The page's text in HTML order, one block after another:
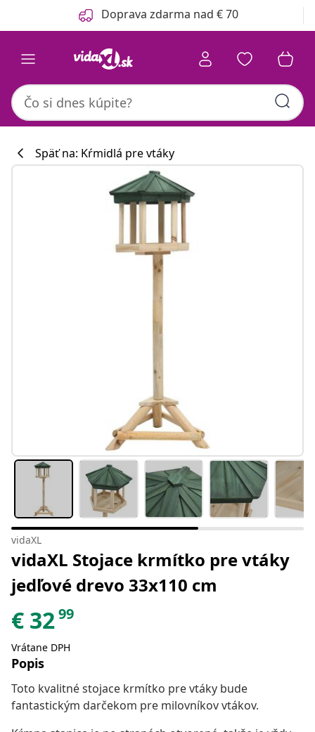
Predchádzajúce Doprava zdarma nad € 70
Späť na: Kŕmidlá pre vtáky
vidaXL
vidaXL Stojace krmítko pre vtáky
jedľové drevo 33x110 cm
€ 3299
Vrátane DPH
Popis
Toto kvalitné stojace krmítko pre vtáky bude
fantastickým darčekom pre milovníkov vtákov.